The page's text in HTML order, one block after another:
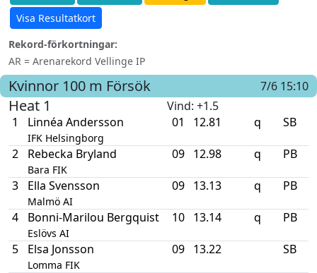
Visa Resultatkort
Rekord-förkortningar:
AR = Arenarekord Vellinge IP
Kvinnor 100 m Försök 7/6 15:10
Heat 1 Vind: +1.5
1
Linnéa Andersson
IFK Helsingborg
01 12.81 q SB
2 Rebecka Bryland
Bara FIK
09 12.98 q PB
3 Ella Svensson
Malmö AI
09 13.13 q PB
4 Bonni-Marilou Bergquist
Eslövs AI
10 13.14 q PB
5 Elsa Jonsson
Lomma FIK
09 13.22 SB